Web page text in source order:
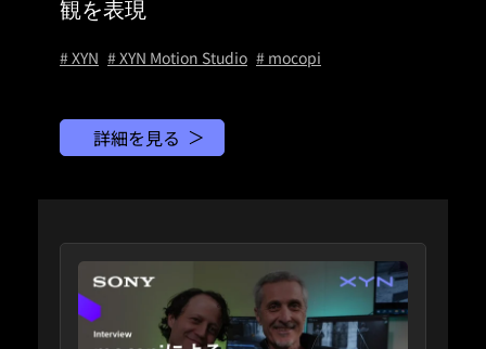
観を表現
# XYN # XYN Motion Studio # mocopi
詳細を見る